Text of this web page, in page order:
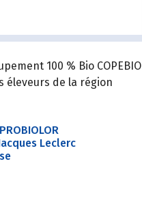
100 % Bio COPEBIO
éleveurs de la région
Leclerc